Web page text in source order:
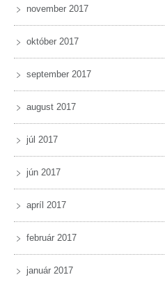
november 2017
október 2017
september 2017
august 2017
júl 2017
jún 2017
apríl 2017
február 2017
január 2017